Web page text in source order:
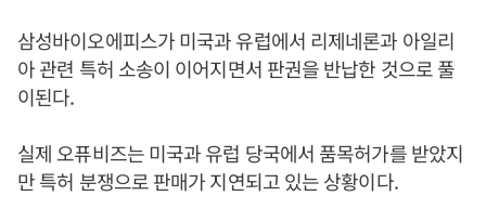
삼성바이오에피스가 미국과 유럽에서 리제네론과 아일리
아 관련 특허 소송이 이어지면서 판권을 반납한 것으로 풀
이된다.
실제 오퓨비즈는 미국과 유럽 당국에서 품목허가를 받았지
만 특허 분쟁으로 판매가 지연되고 있는 상황이다.